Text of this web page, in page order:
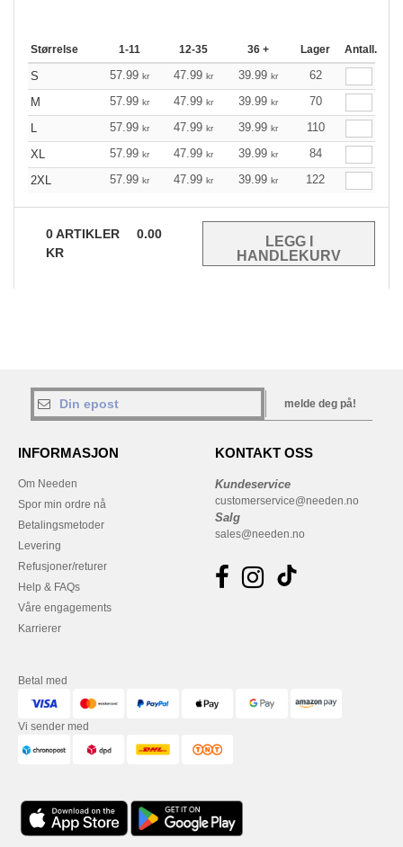
Størrelse 1-11 12-35 36 + Lager Antall.
S 57.99 kr 47.99 kr 39.99 kr
62
M
57.99 kr 47.99 kr 39.99 kr
70
L
57.99 kr 47.99 kr 39.99 kr
110
XL
57.99 kr 47.99 kr 39.99 kr
84
2XL
57.99 kr 47.99 kr 39.99 kr 122
0ARTIKLER
0.00
KR
melde deg på!
INFORMASJON
Om Needen
Spor min ordre nå
Betalingsmetoder
Levering
Refusjoner/returer
Help & FAQs
Våre engagements
Karrierer
KONTAKT OSS
Kundeservice
customerservice@needen.no
Salg
sales@needen.no
Betal med
Vi sender med